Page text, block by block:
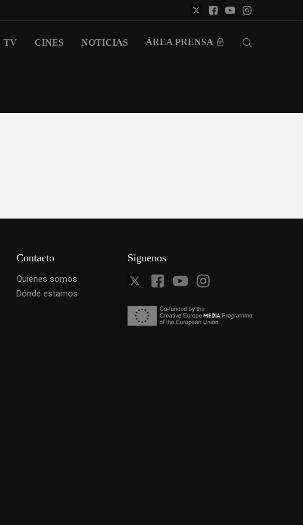
TV CINES NOTICIAS ÁREA PRENSA
Contacto
Quiénes somos
Dónde estamos
Síguenos